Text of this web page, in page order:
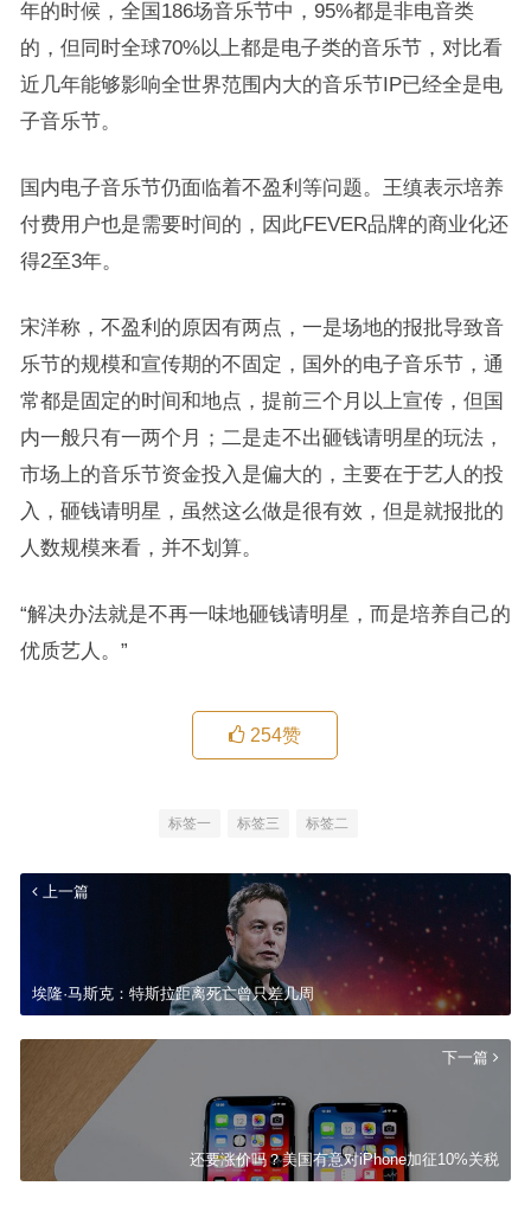
年的时候，全国186场音乐节中，95%都是非电音类
的，但同时全球70%以上都是电子类的音乐节，对比看
近几年能够影响全世界范围内大的音乐节IP已经全是电
子音乐节。
国内电子音乐节仍面临着不盈利等问题。王缜表示培养
付费用户也是需要时间的，因此FEVER品牌的商业化还
得2至3年。
宋洋称，不盈利的原因有两点，一是场地的报批导致音
乐节的规模和宣传期的不固定，国外的电子音乐节，通
常都是固定的时间和地点，提前三个月以上宣传，但国
内一般只有一两个月；二是走不出砸钱请明星的玩法，
市场上的音乐节资金投入是偏大的，主要在于艺人的投
入，砸钱请明星，虽然这么做是很有效，但是就报批的
人数规模来看，并不划算。
“解决办法就是不再一味地砸钱请明星，而是培养自己的
优质艺人。”
254赞
标签一 标签三 标签二
上一篇
埃隆·马斯克：特斯拉距离死亡曾只差几周
下一篇
还要涨价吗？美国有意对iPhone加征10%关税